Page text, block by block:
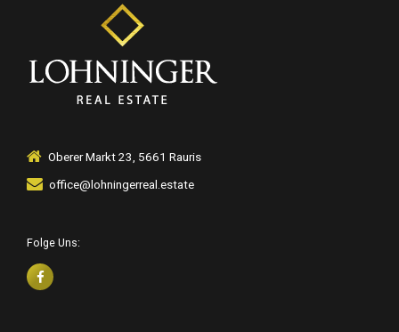
Oberer Markt 23, 5661 Rauris
office@lohningerreal.estate
Folge Uns: